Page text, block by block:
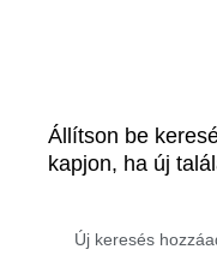
Állítson be
kapjon, ha új